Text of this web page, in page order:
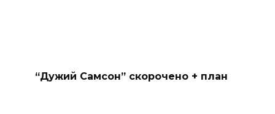
“Дужий Самсон” скорочено + план